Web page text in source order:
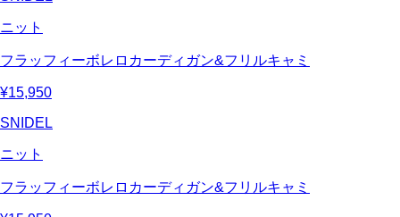
ニット
フラッフィーボレロカーディガン&フリルキャミ
¥15,950
SNIDEL
ニット
フラッフィーボレロカーディガン&フリルキャミ